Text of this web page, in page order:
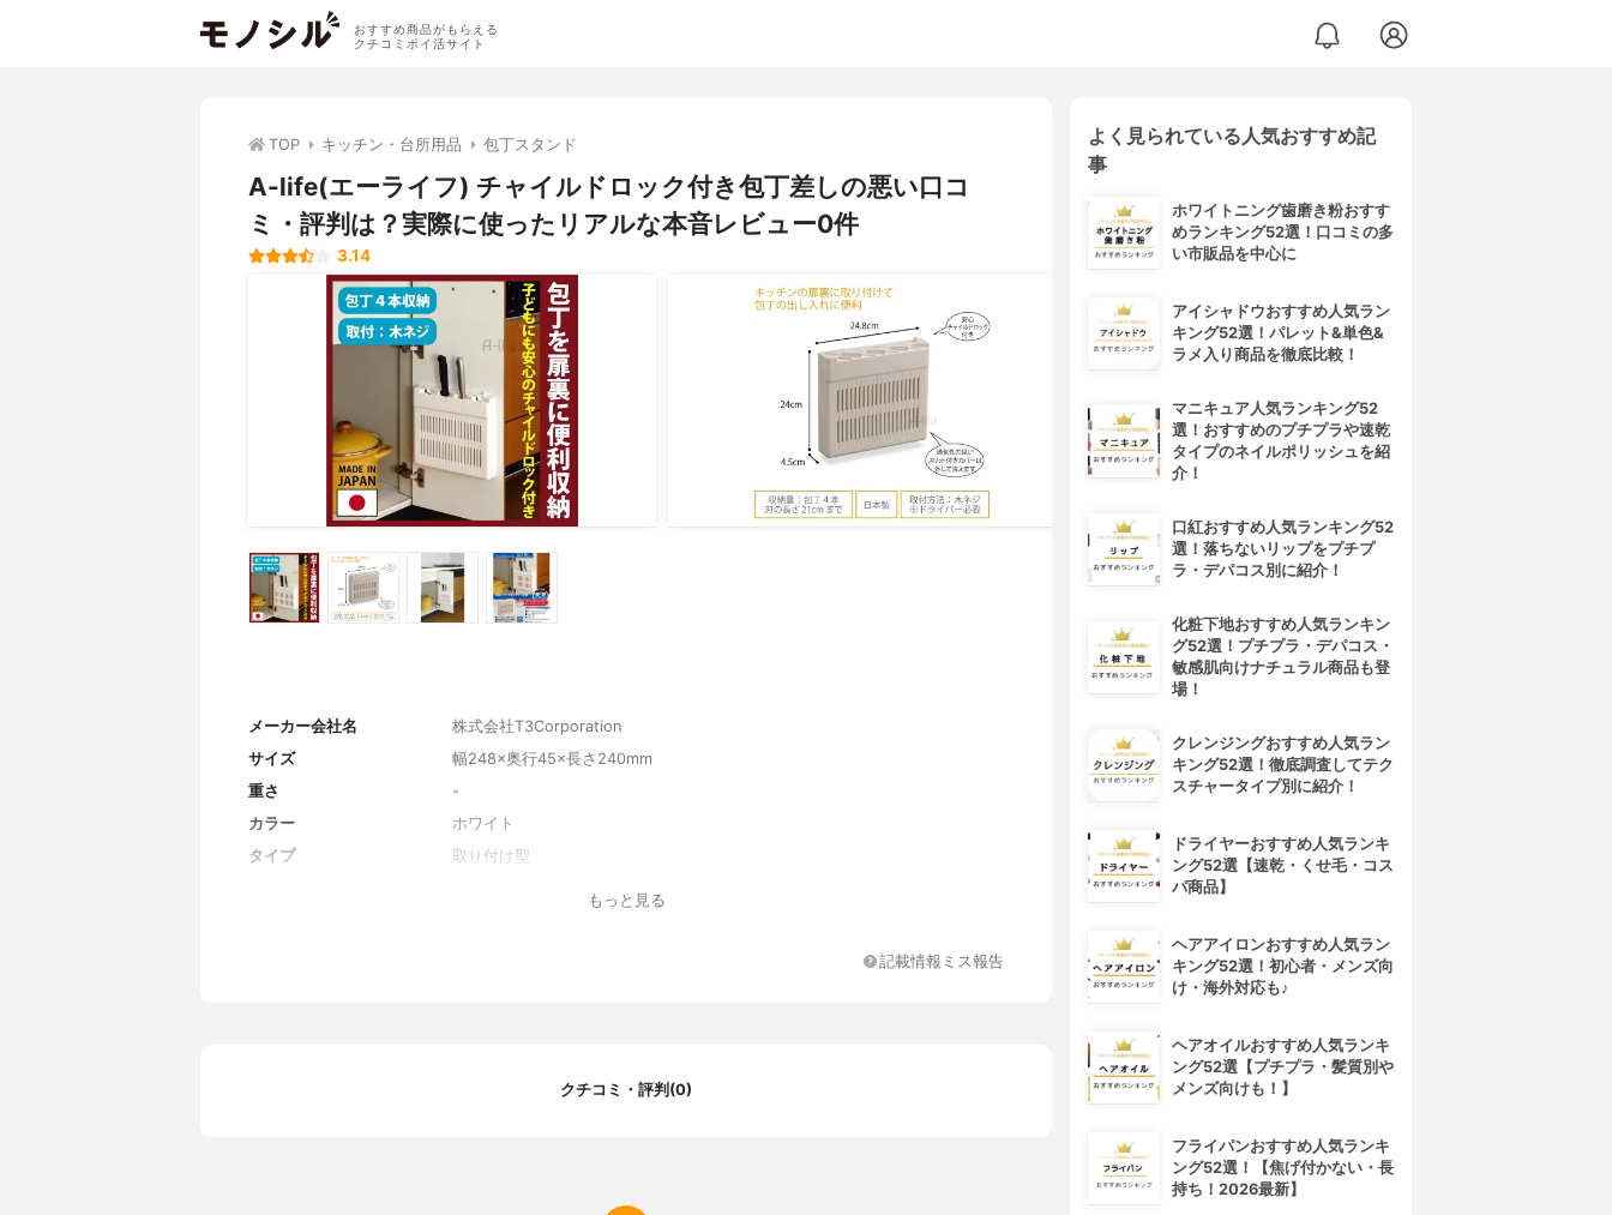
おすすめ商品がもらえる
クチコミポイ活サイト
TOP キッチン・台所用品 包丁スタンド
A-life(エーライフ) チャイルドロック付き包丁差しの悪い口コ
ミ・評判は？実際に使ったリアルな本音レビュー0件
3.14
メーカー会社名
株式会社T3Corporation
サイズ
幅248×奥行45×長さ240mm
重さ
-
カラー
ホワイト
タイプ
取り付け型
カバー・ベースー=PP、木ネジ=スチール
もっと見る
記載情報ミス報告
クチコミ・評判(0)
よく見られている人気おすすめ記
事
ホワイトニング歯磨き粉おすす
めランキング52選！口コミの多
い市販品を中心に
アイシャドウおすすめ人気ラン
キング52選！パレット&単色&
ラメ入り商品を徹底比較！
マニキュア人気ランキング52
選！おすすめのプチプラや速乾
タイプのネイルポリッシュを紹
介！
口紅おすすめ人気ランキング52
選！落ちないリップをプチプ
ラ・デパコス別に紹介！
化粧下地おすすめ人気ランキン
グ52選！プチプラ・デパコス・
敏感肌向けナチュラル商品も登
場！
クレンジングおすすめ人気ラン
キング52選！徹底調査してテク
スチャータイプ別に紹介！
ドライヤーおすすめ人気ランキ
ング52選【速乾・くせ毛・コス
パ商品】
ヘアアイロンおすすめ人気ラン
キング52選！初心者・メンズ向
け・海外対応も♪
ヘアオイルおすすめ人気ランキ
ング52選【プチプラ・髪質別や
メンズ向けも！】
フライパンおすすめ人気ランキ
ング52選！【焦げ付かない・長
持ち！2026最新】